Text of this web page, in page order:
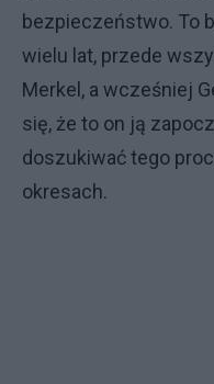
bezpieczeństwo. To
wielu lat, przede
Merkel, a wcześniej
się, że to on ją
doszukiwać tego
okresach.